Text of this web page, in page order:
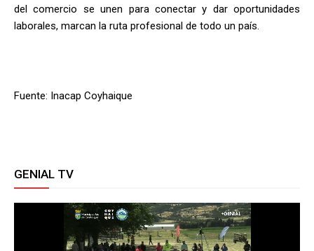
del comercio se unen para conectar y dar oportunidades
laborales, marcan la ruta profesional de todo un país.
Fuente: Inacap Coyhaique
GENIAL TV